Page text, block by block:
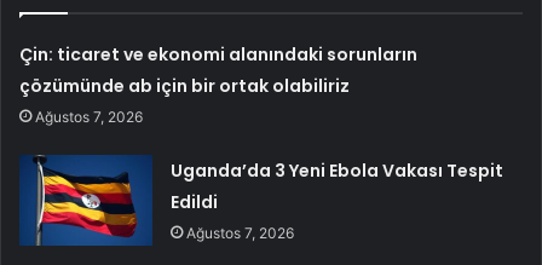
Çin: ticaret ve ekonomi alanındaki sorunların
çözümünde ab için bir ortak olabiliriz
Ağustos 7, 2026
Uganda’da 3 Yeni Ebola Vakası Tespit
Edildi
Ağustos 7, 2026